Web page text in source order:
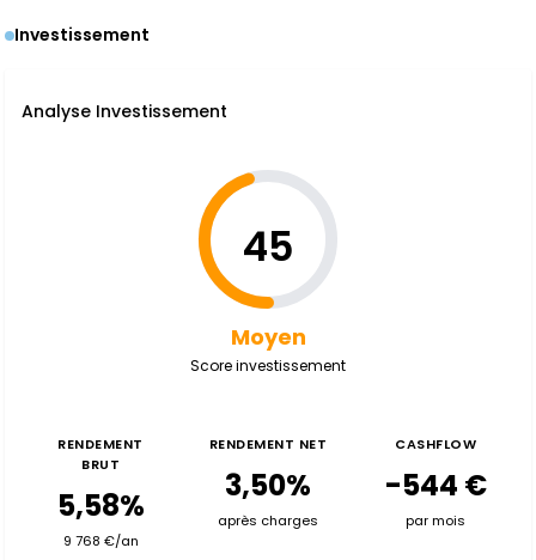
Investissement
Analyse Investissement
45
Moyen
Score investissement
RENDEMENT
BRUT
5,58%
9 768 €/an
RENDEMENT NET
3,50%
après charges
CASHFLOW
-544 €
par mois